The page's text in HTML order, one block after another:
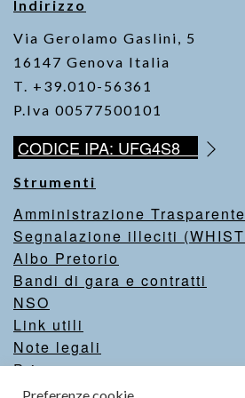
Indirizzo
Via Gerolamo Gaslini, 5
16147 Genova Italia
T. +39.010-56361
P.Iva 00577500101
CODICE IPA: UFG4S8
Strumenti
Amministrazione Trasparente
Segnalazione illeciti
Albo Pretorio
Bandi di gara e contratti
NSO
Link utili
Note legali
Privacy
Intranet